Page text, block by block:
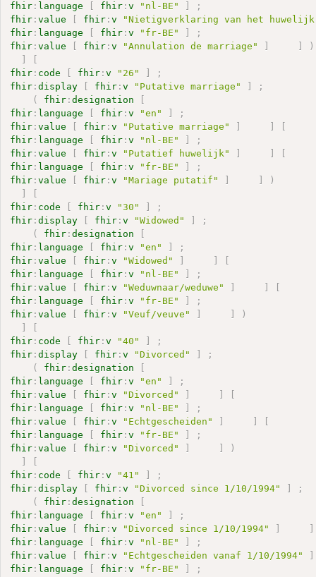
fhir : language fhir :v "nl-BE"
;
fhir :value fhir :v
"Nietigverklaring van het
fhir : language fhir :v "fr-BE"
;
fhir :value fhir :v "Annulation de marriage"
)
fhir : code fhir :v "26"
;
fhir :display fhir :v "Putative marriage"
;
(
fhir :designation
fhir : language fhir :v "en"
;
fhir :value fhir :v "Putative marriage"
fhir : language fhir :v "nl-BE"
;
fhir :value fhir :v "Putatief huwelijk"
fhir : language fhir :v "fr-BE"
;
fhir :value fhir :v "Mariage putatif"
)
fhir : code fhir :v "30"
;
fhir :display fhir :v "Widowed"
;
(
fhir :designation
fhir : language fhir :v "en"
;
fhir :value fhir :v "Widowed"
fhir : language fhir :v "nl-BE"
;
fhir :value fhir :v "Weduwnaar/weduwe"
fhir : language fhir :v "fr-BE"
;
fhir :value fhir :v "Veuf/veuve"
)
fhir : code fhir :v "40"
;
fhir :display fhir :v "Divorced"
;
(
fhir :designation
fhir : language fhir :v "en"
;
fhir :value fhir :v "Divorced"
fhir : language fhir :v "nl-BE"
;
fhir :value fhir :v "Echtgescheiden"
fhir : language fhir :v "fr-BE"
;
fhir :value fhir :v "Divorced"
)
fhir : code fhir :v "41"
;
fhir :display fhir :v "Divorced since 1/10/1994"
;
(
fhir :designation
fhir : language fhir :v "en"
;
fhir :value fhir :v "Divorced since 1/10/1994"
fhir : language fhir :v "nl-BE"
;
fhir :value fhir :v "Echtgescheiden vanaf 1/10/1994"
fhir : language fhir :v "fr-BE" ;